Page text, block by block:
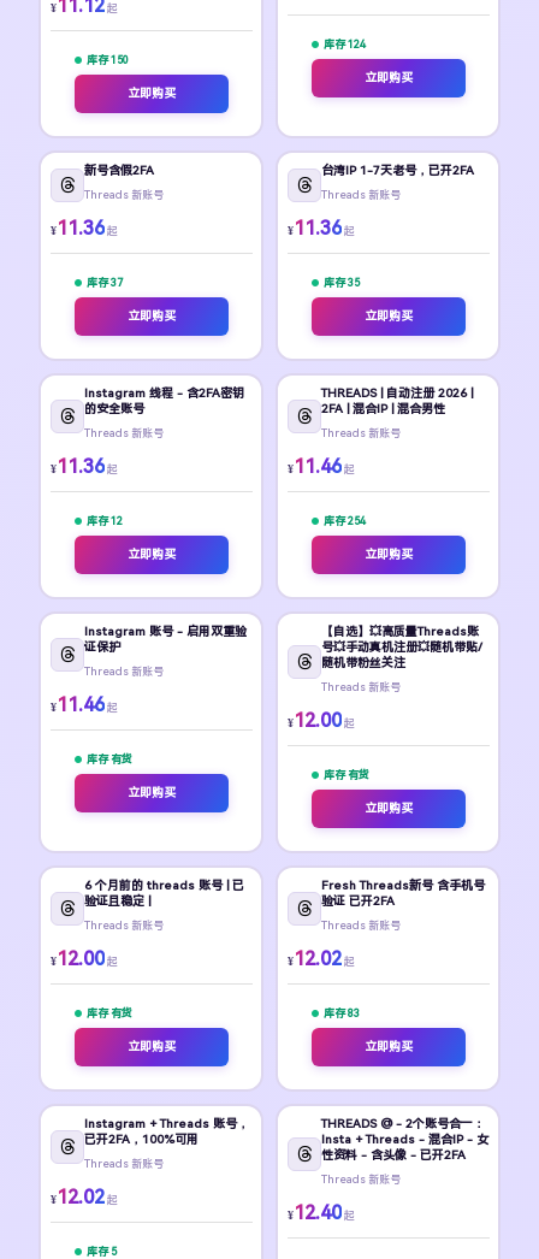
¥11.12 起
库存 150
立即购买
库存 124
立即购买
新号含假2FA
Threads 新账号
¥11.36 起
库存 37
立即购买
台湾IP 1-7天老号，已开2FA
Threads 新账号
¥11.36 起
库存 35
立即购买
Instagram 线程 - 含2FA密钥
的安全账号
Threads 新账号
¥11.36 起
库存 12
立即购买
THREADS | 自动注册 2026 |
2FA | 混合IP | 混合男性
Threads 新账号
¥11.46 起
库存 254
立即购买
Instagram 账号 - 启用双重验
证保护
Threads 新账号
¥11.46 起
库存 有货
立即购买
【自选】💥高质量Threads账
号💥手动真机注册💥随机带贴/
随机带粉丝关注
Threads 新账号
¥12.00 起
库存 有货
立即购买
6 个月前的 threads 账号 | 已
验证且稳定 |
Threads 新账号
¥12.00 起
库存 有货
立即购买
Fresh Threads新号 含手机号
验证 已开2FA
Threads 新账号
¥12.02 起
库存 83
立即购买
Instagram + Threads 账号，
已开2FA，100%可用
Threads 新账号
¥12.02 起
库存 5
THREADS @ - 2个账号合一：
Insta + Threads - 混合IP - 女
性资料 - 含头像 - 已开2FA
Threads 新账号
¥12.40 起